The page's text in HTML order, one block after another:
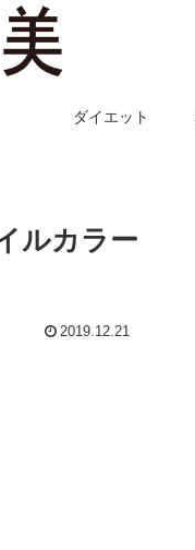
ダイエット
ルカラー
2019.12.21